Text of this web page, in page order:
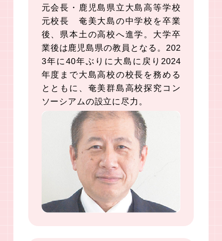
元会長・鹿児島県立大島高等学校
元校長 奄美大島の中学校を卒業
後、県本土の高校へ進学。大学卒
業後は鹿児島県の教員となる。202
3年に40年ぶりに大島に戻り2024
年度まで大島高校の校長を務める
とともに、奄美群島高校探究コン
ソーシアムの設立に尽力。